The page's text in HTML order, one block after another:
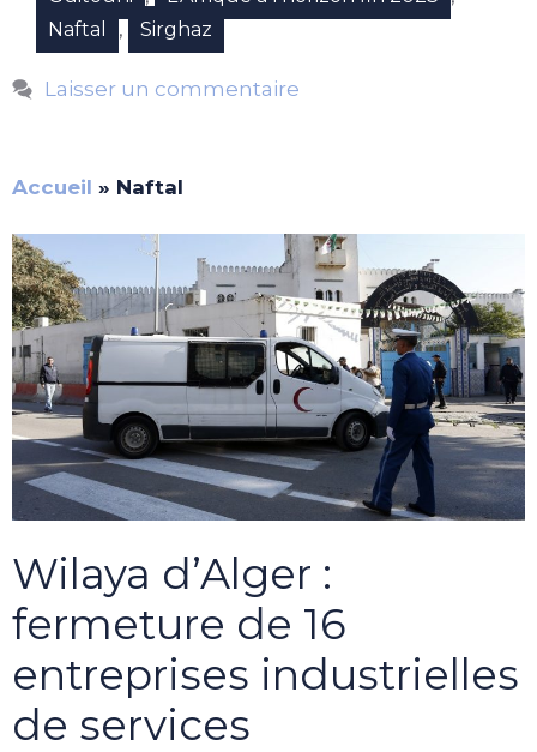
Naftal , Sirghaz
Laisser un commentaire
Accueil » Naftal
Wilaya d’Alger :
fermeture de 16
entreprises industrielles
de services